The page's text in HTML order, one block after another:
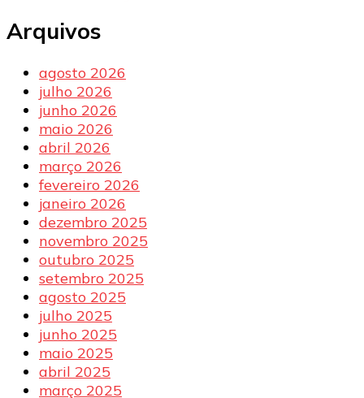
Arquivos
agosto 2026
julho 2026
junho 2026
maio 2026
abril 2026
março 2026
fevereiro 2026
janeiro 2026
dezembro 2025
novembro 2025
outubro 2025
setembro 2025
agosto 2025
julho 2025
junho 2025
maio 2025
abril 2025
março 2025